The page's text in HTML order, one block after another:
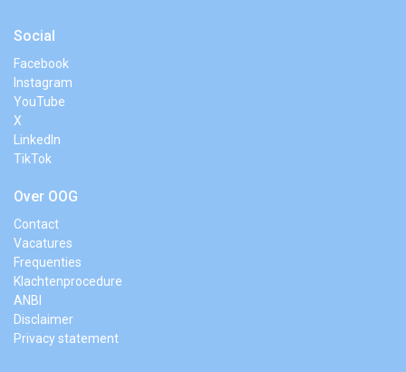
Social
Facebook
Instagram
YouTube
X
LinkedIn
TikTok
Over OOG
Contact
Vacatures
Frequenties
Klachtenprocedure
ANBI
Disclaimer
Privacy statement